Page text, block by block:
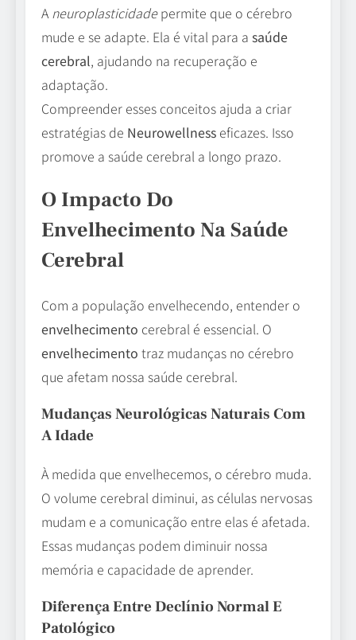
A neuroplasticidadepermite que o cérebro
mude e se adapte. Ela é vital para a saúde
cerebral, ajudando na recuperação e
adaptação.
Compreender esses conceitos ajuda a criar
estratégias de Neurowellness eficazes. Isso
promove a saúde cerebral a longo prazo.
O Impacto Do
Envelhecimento Na Saúde
Cerebral
Com a população envelhecendo, entender o
envelhecimento cerebral é essencial. O
envelhecimento traz mudanças no cérebro
que afetam nossa saúde cerebral.
Mudanças Neurológicas Naturais Com
A Idade
À medida que envelhecemos, o cérebro muda.
O volume cerebral diminui, as células nervosas
mudam e a comunicação entre elas é afetada.
Essas mudanças podem diminuir nossa
memória e capacidade de aprender.
Diferença Entre Declínio Normal E
Patológico